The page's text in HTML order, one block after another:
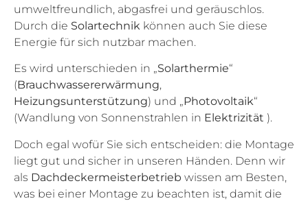
umweltfreundlich, abgasfrei und geräuschlos.
Durch die Solartechnik können auch Sie diese
Energie für sich nutzbar machen.
Es wird unterschieden in „Solarthermie“
(Brauchwassererwärmung,
Heizungsunterstützung) und „Photovoltaik“
(Wandlung von Sonnenstrahlen in Elektrizität ).
Doch egal wofür Sie sich entscheiden: die Montage
liegt gut und sicher in unseren Händen. Denn wir
als Dachdeckermeisterbetrieb wissen am Besten,
was bei einer Montage zu beachten ist, damit die